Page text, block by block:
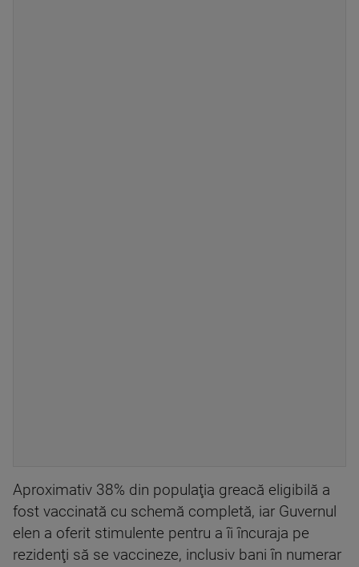
Aproximativ 38% din populaţia greacă eligibilă a
fost vaccinată cu schemă completă, iar Guvernul
elen a oferit stimulente pentru a îi încuraja pe
rezidenţi să se vaccineze, inclusiv bani în numerar